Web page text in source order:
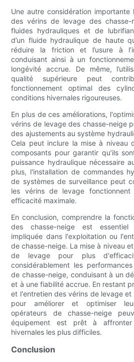
Une autre considération
des vérins de levage des chasse-
fluides hydrauliques et de
d’un fluide hydraulique de haute
réduire la friction et l’usure à
conduisant ainsi à un
longévité accrue. De même,
qualité supérieure peut
fonctionnement optimal des
conditions hivernales rigoureuses.
En plus de ces améliorations,
vérins de levage des chasse-neige
des ajustements au système
Cela peut inclure la mise à niveau
composants pour garantir qu’ils
puissance hydraulique nécessaire
plus, l'installation de commandes
de systèmes de surveillance peut
les vérins de levage
efficacité maximale.
En conclusion, comprendre la
des chasse-neige est
impliquée dans l'exploitation ou
de chasse-neige. La mise à niveau
de levage pour plus
considérablement les
de chasse-neige, conduisant à un
et à une fiabilité accrue. En restant
et l'entretien des vérins de levage
pour améliorer et optimiser
opérateurs de chasse-neige
équipement est prêt à
hivernales les plus difficiles.
Conclusion